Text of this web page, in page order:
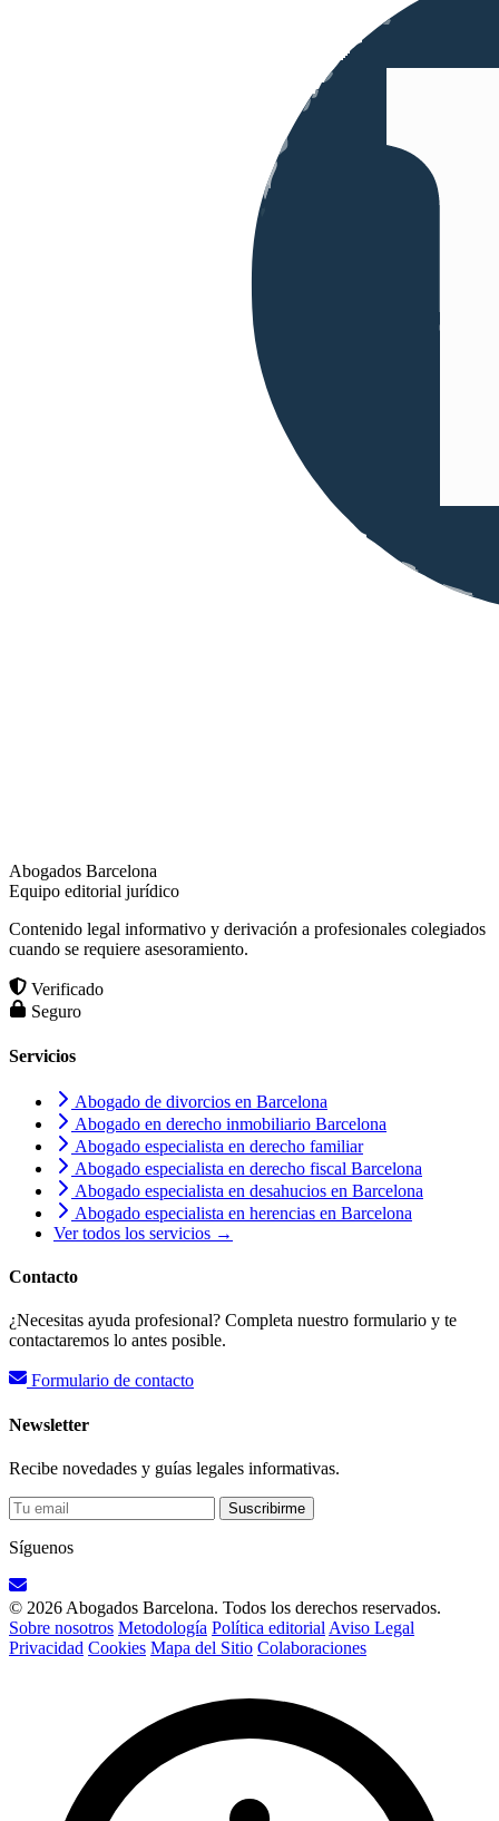
Abogados Barcelona
Equipo editorial jurídico
Contenido legal informativo y derivación a profesionales colegiados
cuando se requiere asesoramiento.
Verificado
Seguro
Servicios
Abogado de divorcios en Barcelona
Abogado en derecho inmobiliario Barcelona
Abogado especialista en derecho familiar
Abogado especialista en derecho fiscal Barcelona
Abogado especialista en desahucios en Barcelona
Abogado especialista en herencias en Barcelona
Ver todos los servicios →
Contacto
¿Necesitas ayuda profesional? Completa nuestro formulario y te
contactaremos lo antes posible.
Formulario de contacto
Newsletter
Recibe novedades y guías legales informativas.
Suscribirme
Síguenos
© 2026 Abogados Barcelona. Todos los derechos reservados.
Sobre nosotros Metodología Política editorial Aviso Legal
Privacidad Cookies Mapa del Sitio Colaboraciones